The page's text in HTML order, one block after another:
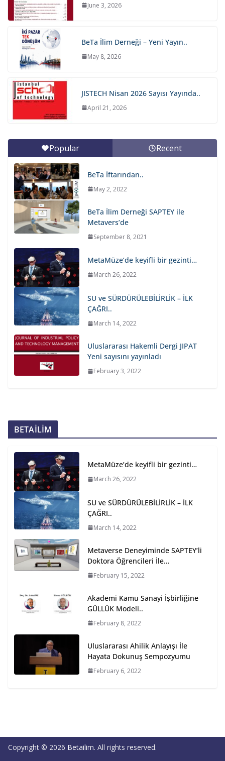
June 3, 2026
BeTa İlim Derneği – Yeni Yayın..
May 8, 2026
JISTECH Nisan 2026 Sayısı Yayında..
April 21, 2026
Popular Recent
BeTa İftarından..
May 2, 2022
BeTa İlim Derneği SAPTEY ile
Metavers’de
September 8, 2021
MetaMüze’de keyifli bir gezinti…
March 26, 2022
SU ve SÜRDÜRÜLEBİLİRLİK – İLK
ÇAĞRI..
March 14, 2022
Uluslararası Hakemli Dergi JIPAT
Yeni sayısını yayınladı
February 3, 2022
BETAİLİM
MetaMüze’de keyifli bir gezinti…
March 26, 2022
SU ve SÜRDÜRÜLEBİLİRLİK – İLK
ÇAĞRI..
March 14, 2022
Metaverse Deneyiminde SAPTEY’li
Doktora Öğrencileri İle…
February 15, 2022
Akademi Kamu Sanayi İşbirliğine
GÜLLÜK Modeli..
February 8, 2022
Uluslararası Ahilik Anlayışı İle
Hayata Dokunuş Sempozyumu
February 6, 2022
Copyright © 2026 Betailim. All rights reserved.